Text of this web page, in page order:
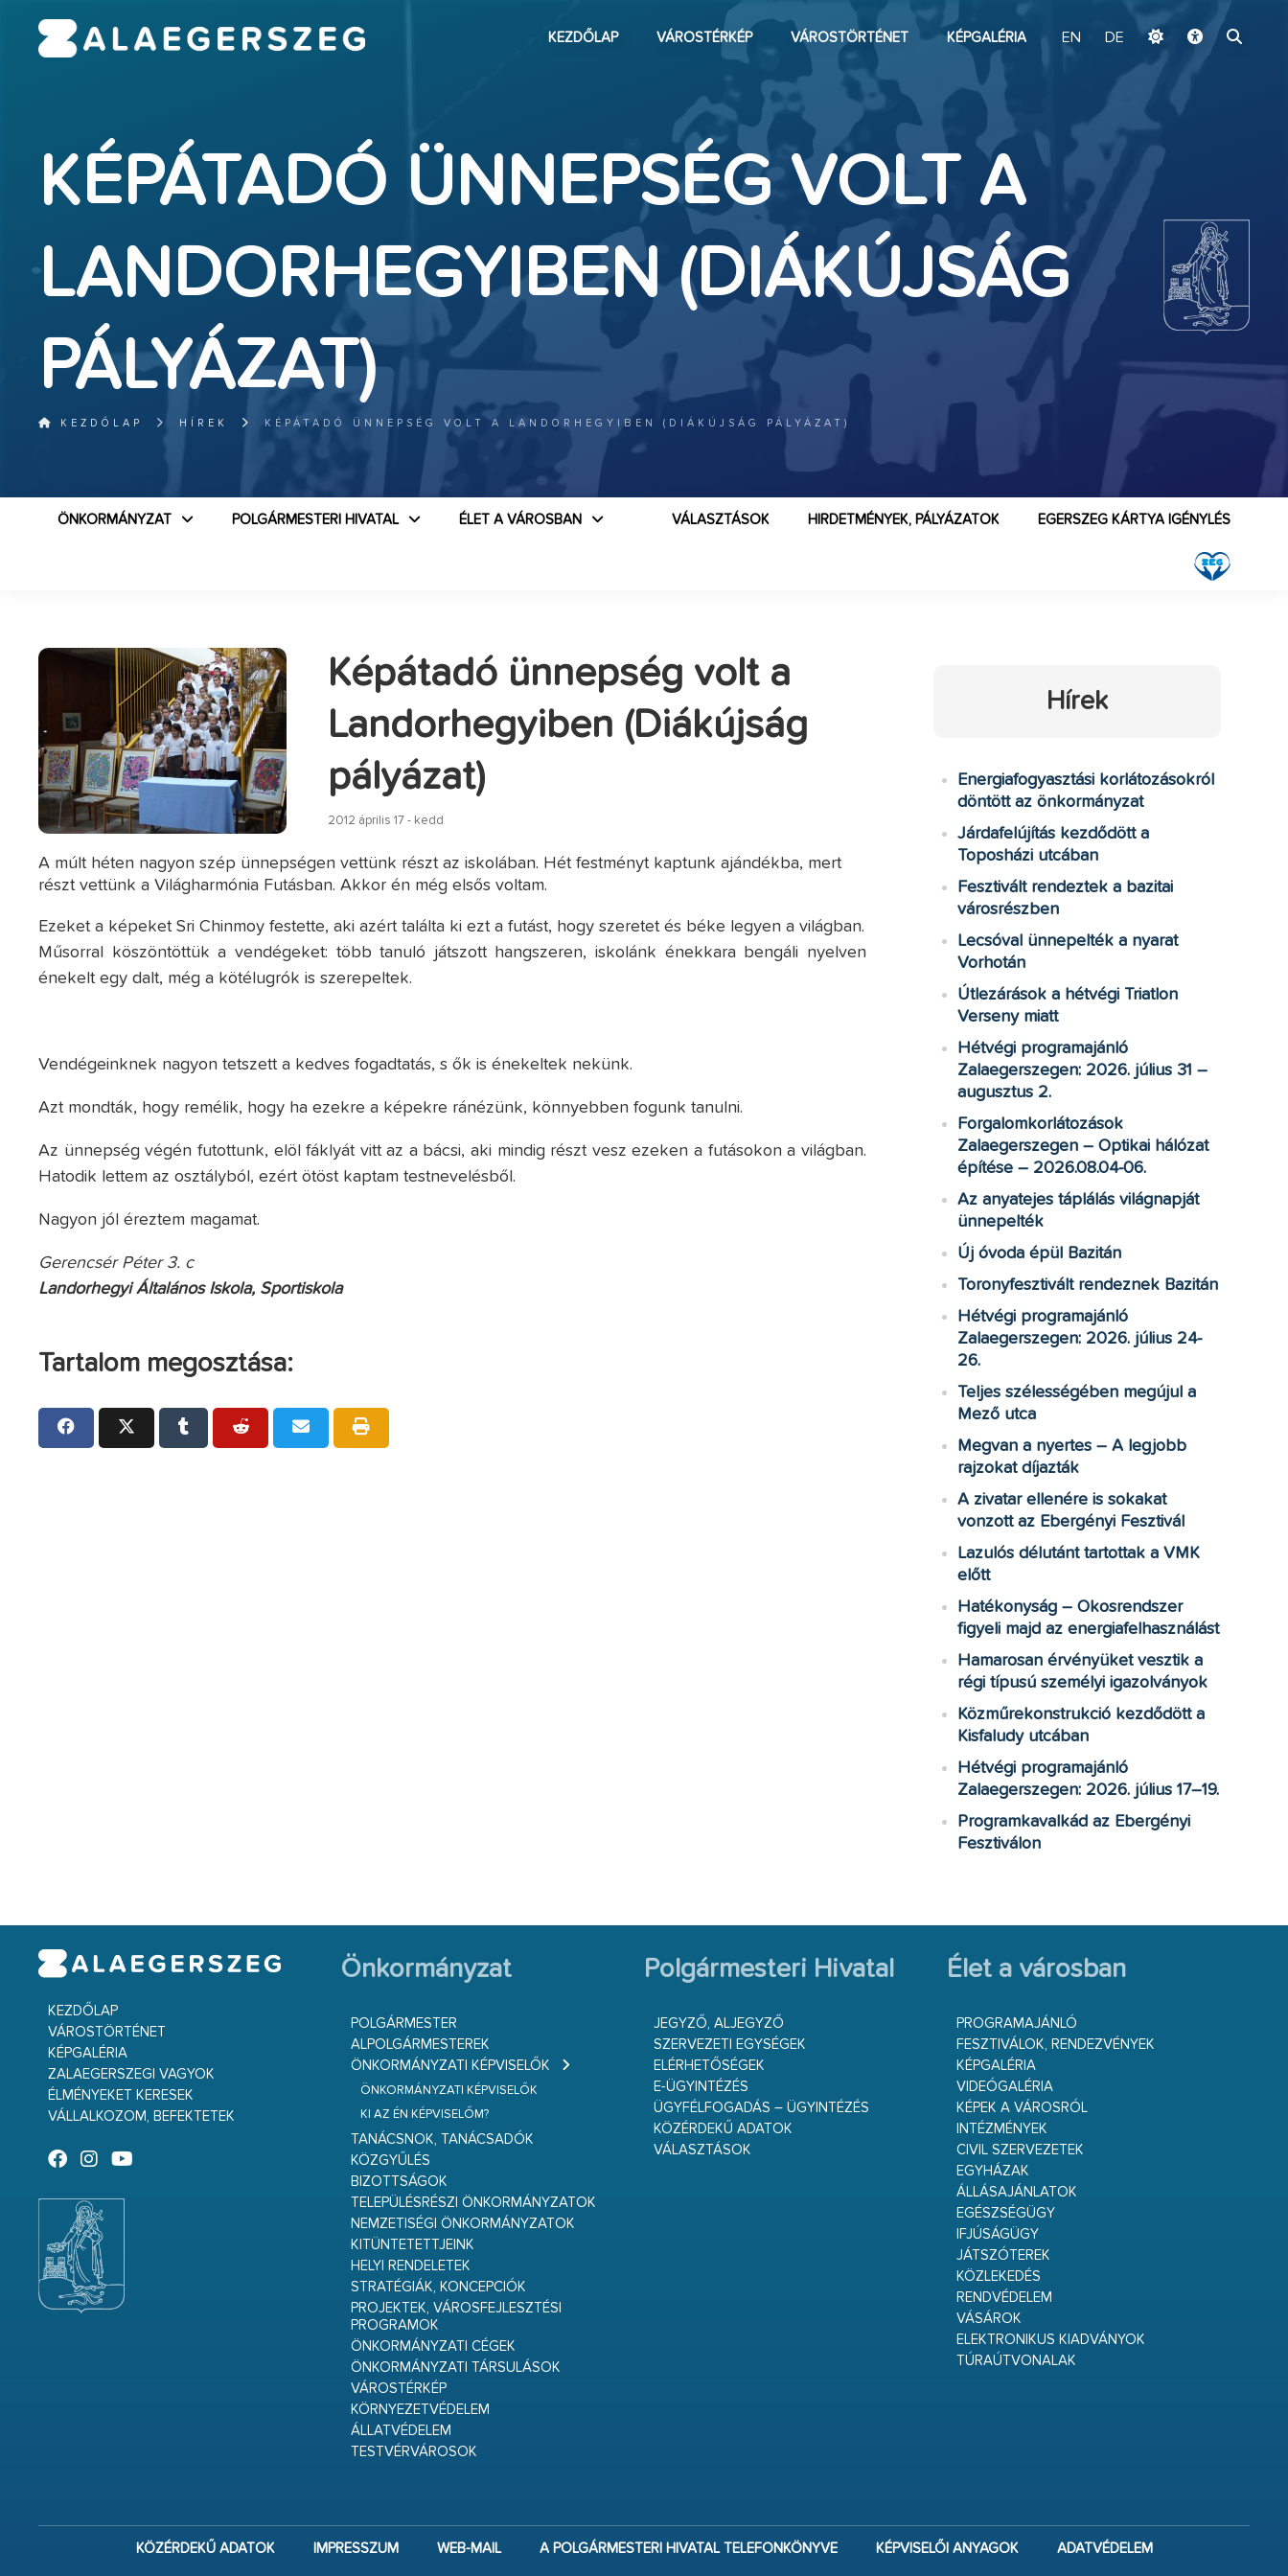
ugrás a fő tartalomhoz
KEZDŐLAP VÁROSTÉRKÉP VÁROSTÖRTÉNET KÉPGALÉRIA EN DE
KÉPÁTADÓ ÜNNEPSÉG VOLT A
LANDORHEGYIBEN (DIÁKÚJSÁG
PÁLYÁZAT)
KEZDŐLAP HÍREK KÉPÁTADÓ ÜNNEPSÉG VOLT A LANDORHEGYIBEN (DIÁKÚJSÁG PÁLYÁZAT)
ÖNKORMÁNYZAT POLGÁRMESTERI HIVATAL ÉLET A VÁROSBAN EGERSZEG KÁRTYA IGÉNYLÉS
HIRDETMÉNYEK, PÁLYÁZATOK
VÁLASZTÁSOK
Képátadó ünnepség volt a
Landorhegyiben (Diákújság
pályázat)
2012 április 17 - kedd
A múlt héten nagyon szép ünnepségen vettünk részt az iskolában. Hét festményt kaptunk ajándékba, mert
részt vettünk a Világharmónia Futásban. Akkor én még elsős voltam.
Ezeket a képeket Sri Chinmoy festette, aki azért találta ki ezt a futást, hogy szeretet és béke legyen a világban.
Műsorral köszöntöttük a vendégeket: több tanuló játszott hangszeren, iskolánk énekkara bengáli nyelven
énekelt egy dalt, még a kötélugrók is szerepeltek.
Vendégeinknek nagyon tetszett a kedves fogadtatás, s ők is énekeltek nekünk.
Azt mondták, hogy remélik, hogy ha ezekre a képekre ránézünk, könnyebben fogunk tanulni.
Az ünnepség végén futottunk, elöl fáklyát vitt az a bácsi, aki mindig részt vesz ezeken a futásokon a világban.
Hatodik lettem az osztályból, ezért ötöst kaptam testnevelésből.
Nagyon jól éreztem magamat.
Gerencsér Péter 3. c
Landorhegyi Általános Iskola, Sportiskola
Tartalom megosztása:
Hírek
Energiafogyasztási korlátozásokról
döntött az önkormányzat
Járdafelújítás kezdődött a
Toposházi utcában
Fesztivált rendeztek a bazitai
városrészben
Lecsóval ünnepelték a nyarat
Vorhotán
Útlezárások a hétvégi Triatlon
Verseny miatt
Hétvégi programajánló
Zalaegerszegen: 2026. július 31 –
augusztus 2.
Forgalomkorlátozások
Zalaegerszegen – Optikai hálózat
építése – 2026.08.04-06.
Az anyatejes táplálás világnapját
ünnepelték
Új óvoda épül Bazitán
Toronyfesztivált rendeznek Bazitán
Hétvégi programajánló
Zalaegerszegen: 2026. július 24-
26.
Teljes szélességében megújul a
Mező utca
Megvan a nyertes – A legjobb
rajzokat díjazták
A zivatar ellenére is sokakat
vonzott az Ebergényi Fesztivál
Lazulós délutánt tartottak a VMK
előtt
Hatékonyság – Okosrendszer
figyeli majd az energiafelhasználást
Hamarosan érvényüket vesztik a
régi típusú személyi igazolványok
Közműrekonstrukció kezdődött a
Kisfaludy utcában
Hétvégi programajánló
Zalaegerszegen: 2026. július 17–19.
Programkavalkád az Ebergényi
Fesztiválon
KEZDŐLAP
VÁROSTÖRTÉNET
KÉPGALÉRIA
ZALAEGERSZEGI VAGYOK
ÉLMÉNYEKET KERESEK
VÁLLALKOZOM, BEFEKTETEK
Önkormányzat
POLGÁRMESTER
ALPOLGÁRMESTEREK
ÖNKORMÁNYZATI KÉPVISELŐK
ÖNKORMÁNYZATI KÉPVISELŐK
KI AZ ÉN KÉPVISELŐM?
TANÁCSNOK, TANÁCSADÓK
KÖZGYŰLÉS
BIZOTTSÁGOK
TELEPÜLÉSRÉSZI ÖNKORMÁNYZATOK
NEMZETISÉGI ÖNKORMÁNYZATOK
KITÜNTETETTJEINK
HELYI RENDELETEK
STRATÉGIÁK, KONCEPCIÓK
PROJEKTEK, VÁROSFEJLESZTÉSI
PROGRAMOK
ÖNKORMÁNYZATI CÉGEK
ÖNKORMÁNYZATI TÁRSULÁSOK
VÁROSTÉRKÉP
KÖRNYEZETVÉDELEM
ÁLLATVÉDELEM
TESTVÉRVÁROSOK
Polgármesteri Hivatal
JEGYZŐ, ALJEGYZŐ
SZERVEZETI EGYSÉGEK
ELÉRHETŐSÉGEK
E-ÜGYINTÉZÉS
ÜGYFÉLFOGADÁS – ÜGYINTÉZÉS
KÖZÉRDEKŰ ADATOK
VÁLASZTÁSOK
Élet a városban
PROGRAMAJÁNLÓ
FESZTIVÁLOK, RENDEZVÉNYEK
KÉPGALÉRIA
VIDEÓGALÉRIA
KÉPEK A VÁROSRÓL
INTÉZMÉNYEK
CIVIL SZERVEZETEK
EGYHÁZAK
ÁLLÁSAJÁNLATOK
EGÉSZSÉGÜGY
IFJÚSÁGÜGY
JÁTSZÓTEREK
KÖZLEKEDÉS
RENDVÉDELEM
VÁSÁROK
ELEKTRONIKUS KIADVÁNYOK
TÚRAÚTVONALAK
KÖZÉRDEKŰ ADATOK IMPRESSZUM WEB-MAIL A POLGÁRMESTERI HIVATAL TELEFONKÖNYVE KÉPVISELŐI ANYAGOK ADATVÉDELEM